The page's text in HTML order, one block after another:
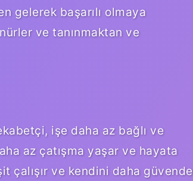
gelerek başarılı olmaya
ve tanınmaktan ve
işe daha az bağlı ve
az çatışma yaşar ve hayata
çalışır ve kendini daha güvende